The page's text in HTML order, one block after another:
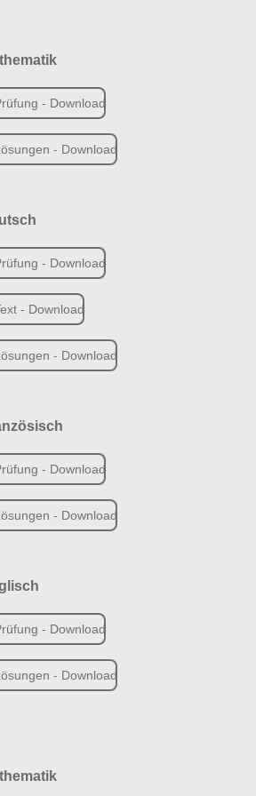
- Download
- Download
- Download
- Download
- Download
- Download
- Download
- Download
- Download